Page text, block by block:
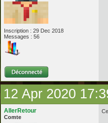
Inscription : 29 Dec 2018
Messages : 56
12 Apr 2020
AllerRetour
Comte